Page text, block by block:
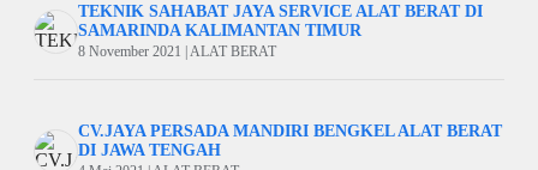
TEKNIK SAHABAT JAYA SERVICE ALAT BERAT DI
SAMARINDA KALIMANTAN TIMUR
8 November 2021 | ALAT BERAT
CV.JAYA PERSADA MANDIRI BENGKEL ALAT BERAT
DI JAWA TENGAH